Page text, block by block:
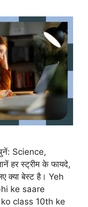
Science,
हर स्ट्रीम के फायदे,
क्या बेस्ट है। Yeh
ke saare
class 10th ke